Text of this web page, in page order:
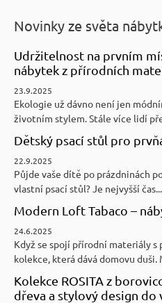
Novinky ze světa
Udržitelnost na prvním
nábytek z přírodních
23.9.2025
Ekologie už dávno není jen
životním stylem. Stále více lidí
Dětský psací stůl pro
22.9.2025
Půjde vaše dítě po prázdninách
vlastní psací stůl? Je nejvyšší čas...
Modern Loft Tabaco –
24.6.2025
Když se spojí přírodní materiály
kolekce, která dává domovu duši.
Kolekce ROSITA z
dřeva a stylový design do